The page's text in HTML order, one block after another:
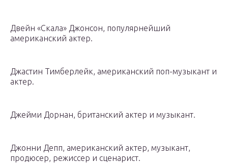
Двейн «Скала» Джонсон, популярнейший
американский актер.
Джастин Тимберлейк, американский поп-музыкант и
актер.
Джейми Дорнан, британский актер и музыкант.
Джонни Депп, американский актер, музыкант,
продюсер, режиссер и сценарист.